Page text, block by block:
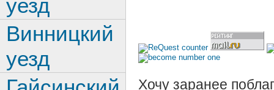
Хочу заранее
уезд
Винницкий
уезд